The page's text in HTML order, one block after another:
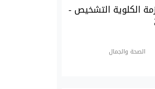
الكلوية التشخيص -
الصحة والجمال